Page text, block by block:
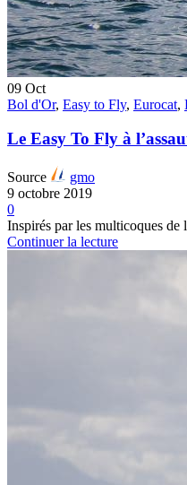
09 Oct
Bol d'Or, Easy to Fly, Eurocat,
Le Easy To Fly à
Source
gmo
9 octobre 2019
0
Inspirés par les multicoques de
Continuer la lecture